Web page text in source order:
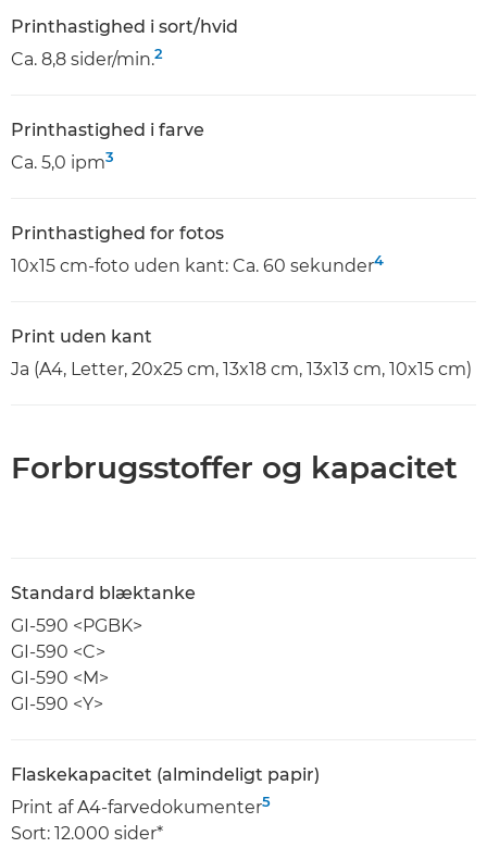
Printhastighed i sort/hvid
Ca. 8,8 sider/min.2
Printhastighed i farve
Ca. 5,0 ipm3
Printhastighed for fotos
10x15 cm-foto uden kant: Ca. 60 sekunder4
Print uden kant
Ja (A4, Letter, 20x25 cm, 13x18 cm, 13x13 cm, 10x15 cm)
Forbrugsstoffer og kapacitet
Standard blæktanke
GI-590 <PGBK>
GI-590 <C>
GI-590 <M>
GI-590 <Y>
Flaskekapacitet (almindeligt papir)
Print af A4-farvedokumenter5
Sort: 12.000 sider*